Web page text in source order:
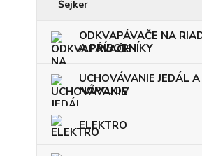
Šejker
ODKVAPÁVAČE NA
A PRÍBORNÍKY
UCHOVÁVANIE JEDÁL A
NÁPOJOV
ELEKTRO